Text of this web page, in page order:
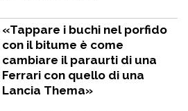
«Tappare i buchi nel porfido
con il bitume è come
cambiare il paraurti di una
Ferrari con quello di una
Lancia Thema»